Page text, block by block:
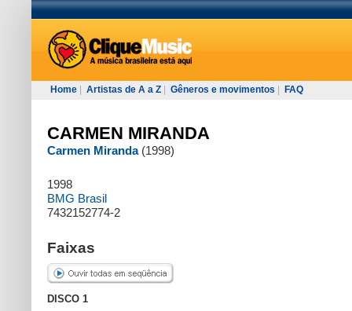
Home Artistas de A a Z Gêneros e movimentos FAQ
CARMEN MIRANDA
Carmen Miranda (1998)
1998
BMG Brasil
7432152774-2
Faixas
DISCO 1